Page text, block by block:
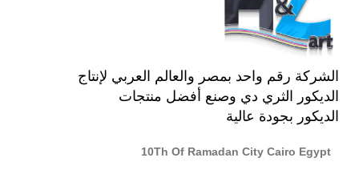
الشركة رقم واحد بمصر والعالم العربي لإنتاج
الديكور الثري دي وصنع أفضل منتجات
الديكور بجودة عالية
10Th Of Ramadan City Cairo Egypt